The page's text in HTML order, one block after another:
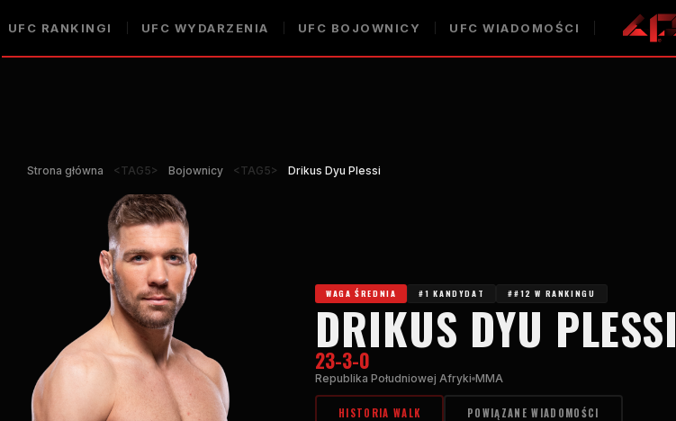
UFC RANKINGI UFC WYDARZENIA UFC BOJOWNICY UFC WIADOMOŚCI
Strona główna <TAG5> Bojownicy <TAG5> Drikus Dyu Plessi
WAGA ŚREDNIA #1 KANDYDAT ##12 W RANKINGU
DRIKUS DYU PLESSI
23-3-0
Republika Południowej Afryki MMA
HISTORIA WALK POWIĄZANE WIADOMOŚCI